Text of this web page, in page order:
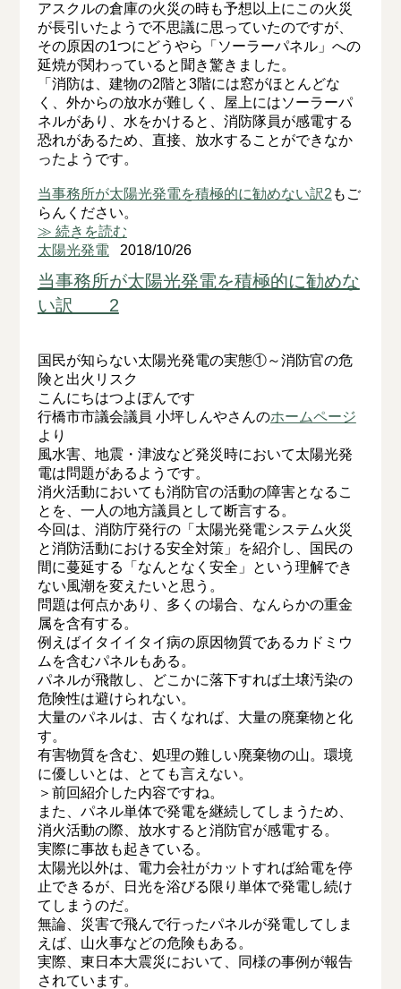
アスクルの倉庫の火災の時も予想以上にこの火災
が長引いたようで不思議に思っていたのですが、
その原因の1つにどうやら「ソーラーパネル」への
延焼が関わっていると聞き驚きました。
「消防は、建物の2階と3階には窓がほとんどな
く、外からの放水が難しく、屋上にはソーラーパ
ネルがあり、水をかけると、消防隊員が感電する
恐れがあるため、直接、放水することができなか
ったようです。
当事務所が太陽光発電を積極的に勧めない訳2 もご
らんください。
≫ 続きを読む
太陽光発電 2018/10/26
当事務所が太陽光発電を積極的に勧めな
い訳 2
国民が知らない太陽光発電の実態①～消防官の危
険と出火リスク
こんにちはつよぽんです
行橋市市議会議員 小坪しんやさんのホームページ
より
風水害、地震・津波など発災時において太陽光発
電は問題があるようです。
消火活動においても消防官の活動の障害となるこ
とを、一人の地方議員として断言する。
今回は、消防庁発行の「太陽光発電システム火災
と消防活動における安全対策」を紹介し、国民の
間に蔓延する「なんとなく安全」という理解でき
ない風潮を変えたいと思う。
問題は何点かあり、多くの場合、なんらかの重金
属を含有する。
例えばイタイイタイ病の原因物質であるカドミウ
ムを含むパネルもある。
パネルが飛散し、どこかに落下すれば土壌汚染の
危険性は避けられない。
大量のパネルは、古くなれば、大量の廃棄物と化
す。
有害物質を含む、処理の難しい廃棄物の山。環境
に優しいとは、とても言えない。
＞前回紹介した内容ですね。
また、パネル単体で発電を継続してしまうため、
消火活動の際、放水すると消防官が感電する。
実際に事故も起きている。
太陽光以外は、電力会社がカットすれば給電を停
止できるが、日光を浴びる限り単体で発電し続け
てしまうのだ。
無論、災害で飛んで行ったパネルが発電してしま
えば、山火事などの危険もある。
実際、東日本大震災において、同様の事例が報告
されています。